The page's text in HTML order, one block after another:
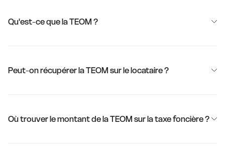
Qu'est-ce que la TEOM ?
Peut-on récupérer la TEOM sur le locataire ?
Où trouver le montant de la TEOM sur la taxe foncière ?